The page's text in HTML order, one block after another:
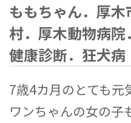
ももちゃん．厚
村．厚木動物病
健康診断．狂犬病
7歳4カ月のとても元
ワンちゃんの女の子